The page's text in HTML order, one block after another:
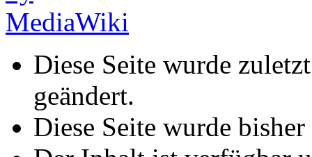
Diese Seite wurde
geändert.
Diese Seite wurde